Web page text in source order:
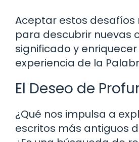
Aceptar estos desafíos
para descubrir nuevas
significado y
experiencia de la
El Deseo de
¿Qué nos impulsa a
escritos más antiguos